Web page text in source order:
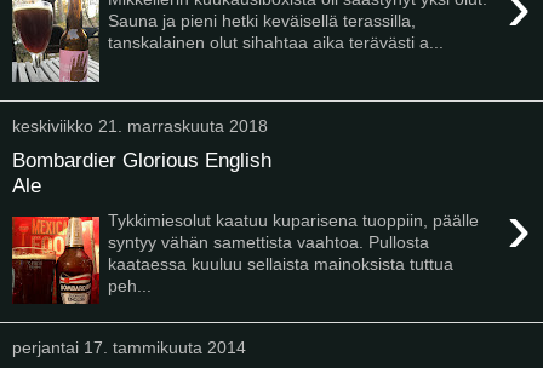
Sauna ja pieni hetki keväisellä terassilla,
tanskalainen olut sihahtaa aika terävästi a...
keskiviikko 21. marraskuuta 2018
Bombardier Glorious English
Ale
›
Tykkimiesolut kaatuu kuparisena tuoppiin, päälle
syntyy vähän samettista vaahtoa. Pullosta
kaataessa kuuluu sellaista mainoksista tuttua
peh...
perjantai 17. tammikuuta 2014